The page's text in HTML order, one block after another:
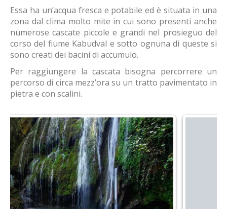
Essa ha un’acqua fresca e potabile ed è situata in una
zona dal clima molto mite in cui sono presenti anche
numerose cascate piccole e grandi nel prosieguo del
corso del fiume Kabudval e sotto ognuna di queste si
sono creati dei bacini di accumulo.
Per raggiungere la cascata bisogna percorrere un
percorso di circa mezz’ora su un tratto pavimentato in
pietra e con scalini.